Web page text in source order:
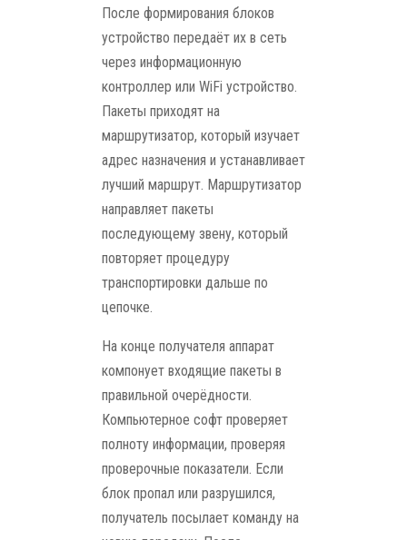
После формирования блоков
устройство передаёт их в сеть
через информационную
контроллер или WiFi устройство.
Пакеты приходят на
маршрутизатор, который изучает
адрес назначения и устанавливает
лучший маршрут. Маршрутизатор
направляет пакеты
последующему звену, который
повторяет процедуру
транспортировки дальше по
цепочке.
На конце получателя аппарат
компонует входящие пакеты в
правильной очерёдности.
Компьютерное софт проверяет
полноту информации, проверяя
проверочные показатели. Если
блок пропал или разрушился,
получатель посылает команду на